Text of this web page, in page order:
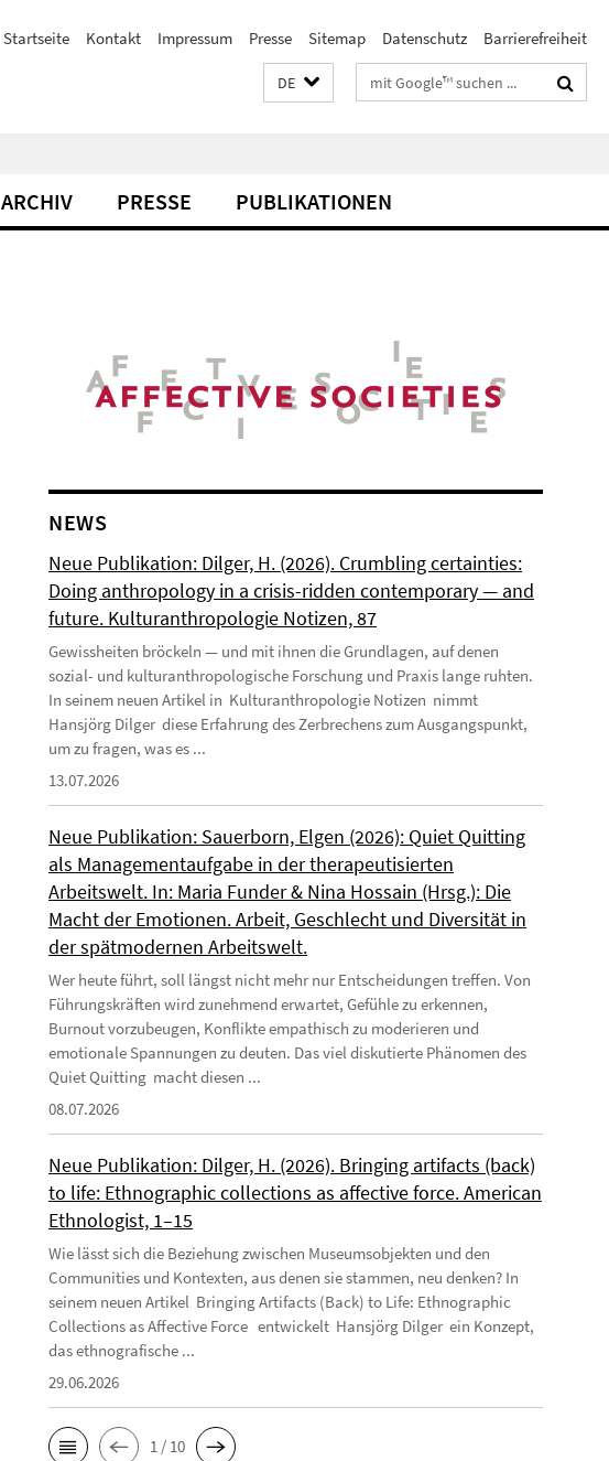
Startseite Kontakt Impressum Presse Sitemap Datenschutz Barrierefreiheit
DE Suchbegriffe
ARCHIV PRESSE PUBLIKATIONEN
NEWS
Neue Publikation: Dilger, H. (2026). Crumbling certainties:
Doing anthropology in a crisis-ridden contemporary — and
future. Kulturanthropologie Notizen, 87
Gewissheiten bröckeln — und mit ihnen die Grundlagen, auf denen
sozial- und kulturanthropologische Forschung und Praxis lange ruhten.
In seinem neuen Artikel in Kulturanthropologie Notizen nimmt
Hansjörg Dilger diese Erfahrung des Zerbrechens zum Ausgangspunkt,
um zu fragen, was es ...
13.07.2026
Neue Publikation: Sauerborn, Elgen (2026): Quiet Quitting
als Managementaufgabe in der therapeutisierten
Arbeitswelt. In: Maria Funder & Nina Hossain (Hrsg.): Die
Macht der Emotionen. Arbeit, Geschlecht und Diversität in
der spätmodernen Arbeitswelt.
Wer heute führt, soll längst nicht mehr nur Entscheidungen treffen. Von
Führungskräften wird zunehmend erwartet, Gefühle zu erkennen,
Burnout vorzubeugen, Konflikte empathisch zu moderieren und
emotionale Spannungen zu deuten. Das viel diskutierte Phänomen des
Quiet Quitting macht diesen ...
08.07.2026
Neue Publikation: Dilger, H. (2026). Bringing artifacts (back)
to life: Ethnographic collections as affective force. American
Ethnologist, 1–15
Wie lässt sich die Beziehung zwischen Museumsobjekten und den
Communities und Kontexten, aus denen sie stammen, neu denken? In
seinem neuen Artikel Bringing Artifacts (Back) to Life: Ethnographic
Collections as Affective Force entwickelt Hansjörg Dilger ein Konzept,
das ethnografische ...
29.06.2026
1 / 10